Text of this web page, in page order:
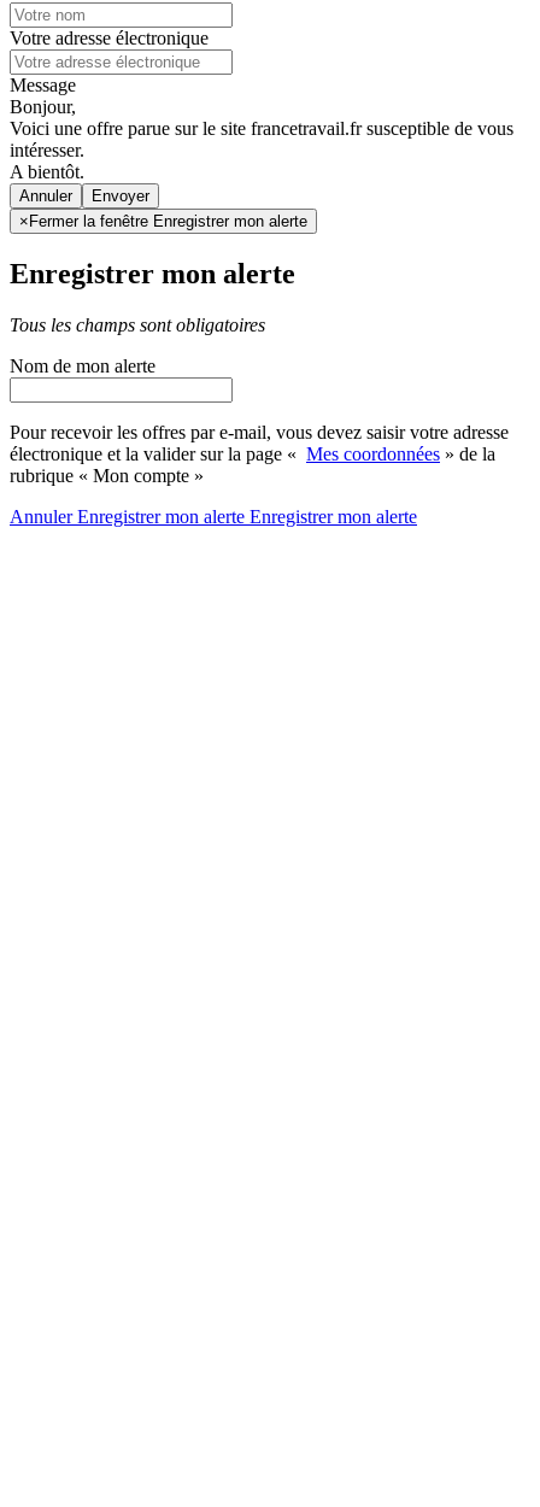
Votre adresse électronique
Message
Bonjour,
Voici une offre parue sur le site francetravail.fr susceptible de vous
intéresser.
A bientôt.
Annuler
× Fermer la fenêtre Enregistrer mon alerte
Enregistrer mon alerte
Tous les champs sont obligatoires
Nom de mon alerte
Pour recevoir les offres par e-mail, vous devez saisir votre adresse
électronique et la valider sur la page « Mes coordonnées » de la
rubrique « Mon compte »
AnnulerEnregistrer mon alerte Enregistrermon alerte